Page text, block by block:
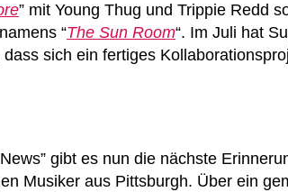
” mit Young Thug und Trippie Redd
“The Sun Room“. Im Juli hat
sich ein fertiges
gibt es nun die nächste
Musiker aus Pittsburgh. Über ein